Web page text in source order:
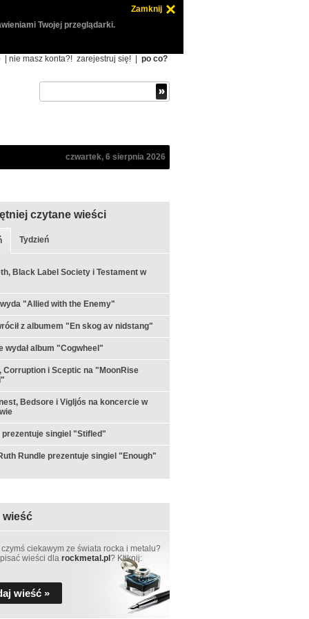
Zamknij
Twojej przeglądarki.
| nie masz konta?! zarejestruj się! po co?
czwartek, 6 sierpnia 2026
czytane wieści
Tydzień
Black Label Society i Testament w
"Allied with the Enemy"
z albumem "En skog av nidstang"
wydał album "Cogwheel"
Corruption i Sceptic na "MoonRise
Bedsore i Vigljós na koncercie w
prezentuje singiel "Stifled"
Rundle prezentuje singiel "Enough"
wieść
ciekawym ze świata rocka i metalu?
wieści dla rockmetal.pl ? Kliknij:
wieść »